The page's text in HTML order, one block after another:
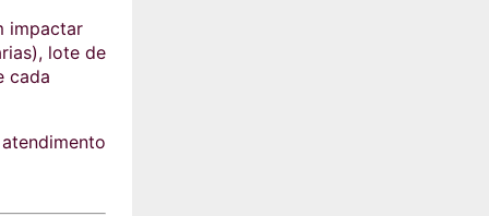
impactar
lote de
cada